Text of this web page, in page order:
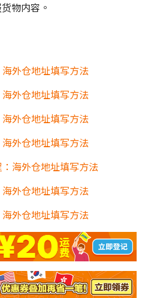
物内容。
外仓地址填写方法
外仓地址填写方法
外仓地址填写方法
外仓地址填写方法
海外仓地址填写方法
外仓地址填写方法
外仓地址填写方法